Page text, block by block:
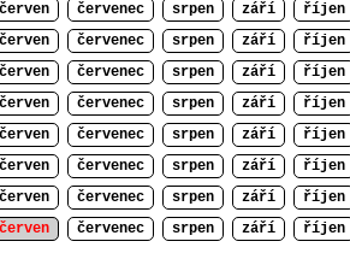
červen červenec srpen září říjen
červen červenec srpen září říjen
červen červenec srpen září říjen
červen červenec srpen září říjen
červen červenec srpen září říjen
červen červenec srpen září říjen
červen červenec srpen září říjen
červen červenec srpen září říjen